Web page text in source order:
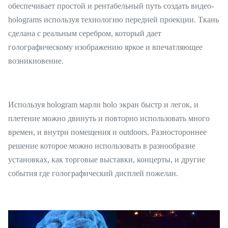
обеспечивает простой и рентабельный путь создать видео-
holograms используя технологию передней проекции. Ткань
сделана с реальным серебром, который дает
голографическому изображению яркое и впечатляющее
возникновение.
Используя hologram марли holo экран быстр и легок, и
плетение можно двинуть и повторно использовать много
времен, и внутри помещения и outdoors. Разностороннее
решение которое можно использовать в разнообразие
установках, как торговые выставки, концерты, и другие
события где голографический дисплей пожелан.